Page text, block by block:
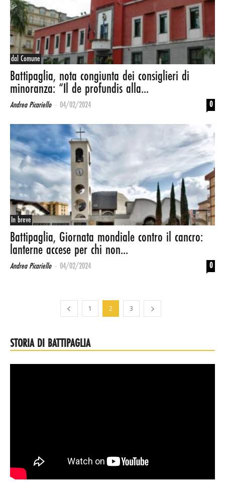
dal Comune
Battipaglia, nota congiunta dei consiglieri di
minoranza: “Il de profundis alla...
Andrea Picariello - 04/02/2024 0
In breve
Battipaglia, Giornata mondiale contro il cancro:
lanterne accese per chi non...
Andrea Picariello - 04/02/2024 0
1 2 3
STORIA DI BATTIPAGLIA